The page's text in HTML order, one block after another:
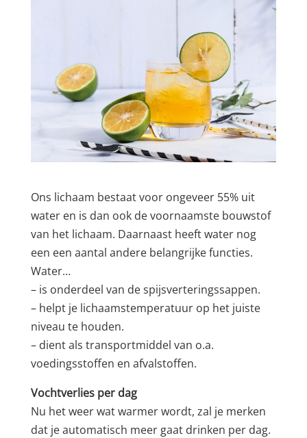
Ons lichaam bestaat voor ongeveer 55% uit
water en is dan ook de voornaamste bouwstof
van het lichaam. Daarnaast heeft water nog
een een aantal andere belangrijke functies.
Water…
– is onderdeel van de spijsverteringssappen.
– helpt je lichaamstemperatuur op het juiste
niveau te houden.
– dient als transportmiddel van o.a.
voedingsstoffen en afvalstoffen.
Vochtverlies per dag
Nu het weer wat warmer wordt, zal je merken
dat je automatisch meer gaat drinken per dag.